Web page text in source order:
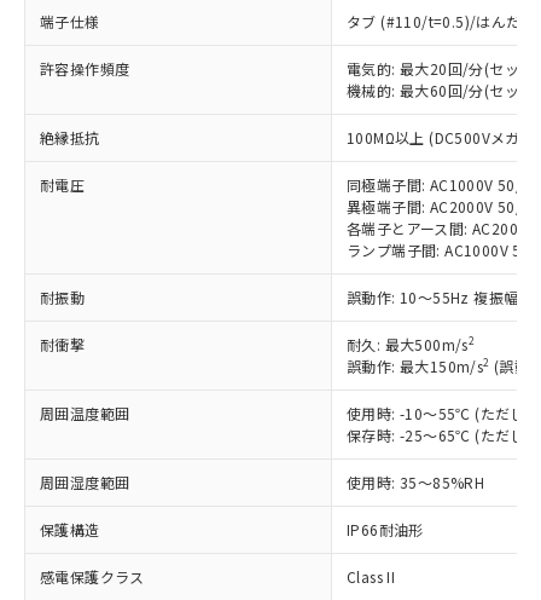
端子仕様 タブ (#110/t=0.5)/はんだづ
許容操作頻度
電気的: 最大20回/分(セット
機械的: 最大60回/分(セット
絶縁抵抗 100MΩ以上 (DC500Vメガ)
耐電圧
同極端子間: AC1000V 50/
異極端子間: AC2000V 50/
各端子とアース間:
ランプ端子間: AC1000V
耐振動 誤動作: 10～55Hz 複振幅
耐衝撃 耐久: 最大500m/s2
誤動作: 最大150m/s2 (誤動
周囲温度範囲
使用時: -10～55℃ (ただし
保存時: -25～65℃ (ただし
周囲湿度範囲 使用時: 35～85%RH
保護構造 IP66耐油形
感電保護クラス Class II
以下の条件をお読みいただき、同意のうえ
本サービスは、当社制御機器事業取扱
商品の当社在庫状況および標準価格
(税抜)を提供させていただくもので
当社制御機器事業取扱商品の中には、
本サービスの対象外となる商品もある
在庫状況および標準価格照会結果は、
記載している更新日時点での社内デー
タに基づき作成されるものであり、閲
覧された時点での実際の在庫および標
※1 対応状況
対応済み：EU RoHS指令（10物質）の
非含有に対応した製品が提供可能な商品で
す。
対応予定：EU RoHS指令（10物質）の非含
有に対応した製品に切り替える予定のある
対応予定なし：EU RoHS指令（10物質）の
調査・確認中：EU RoHS指令（10物質）の
非含有の対応状況を調査中または確認中の
非該当品：ライセンス料など無形物で、有
害物質有無と関係のない商品です。
仕入先様の事情により、非含有部品として
いたものが、含有品と判明した場合などや
むを得ず変更することがあります。
ミウム(Cd) 100ppm以下、
「○」：最大均質材料含有率が中国RoHSの
基準値以下であることを示します。
「×」：最大均質材料含有率が中国RoHSの
基準値を超えていることを示します。
「－」：未確認です。当社販売部門へお問
*中国RoHS10物質の基準値 (GB/T26572)：
Pb(鉛) :1000ppm、 Hg(水銀) : 1000ppm、 Cd(カドミウ
当社は、これら貴社製品のうち、外国
為替および外国貿易法に定める商品
（以下｢規制貨物等」という）を輸出
または国外への提供する場合は、日本
国政府の輸出許可(または役務取引許
号